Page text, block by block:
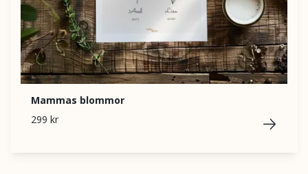
Mammas blommor
299 kr